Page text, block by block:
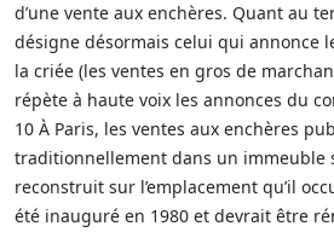
d’une vente aux enchères. Quant au
désigne désormais celui qui annonce
la criée (les ventes en gros de
répète à haute voix les annonces du
10 À Paris, les ventes aux enchères
traditionnellement dans un immeuble
reconstruit sur l’emplacement qu’il
été inauguré en 1980 et devrait être